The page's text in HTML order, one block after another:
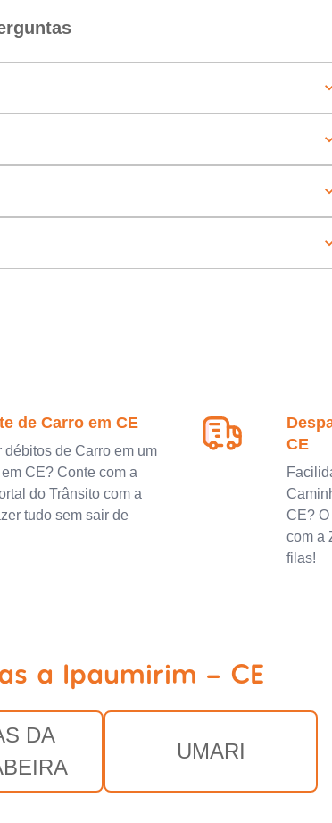
de Carro em CE
débitos de Carro em um
CE? Conte com a
do Trânsito com a
tudo sem sair de
CE
CE?
com a
filas!
a Ipaumirim - CE
DA
UMARI